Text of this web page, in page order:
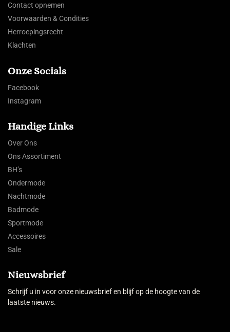
Contact opnemen
Voorwaarden & Condities
Herroepingsrecht
Klachten
Onze Socials
Facebook
Instagram
Handige Links
Over Ons
Ons Assortiment
BH’s
Ondermode
Nachtmode
Badmode
Sportmode
Accessoires
Sale
Nieuwsbrief
Schrijf u in voor onze nieuwsbrief en blijf op de hoogte van de
laatste nieuws.